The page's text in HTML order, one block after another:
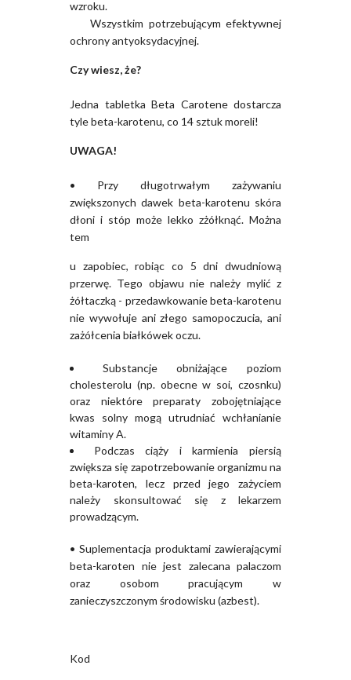
wzroku.
Wszystkim potrzebującym efektywnej
ochrony antyoksydacyjnej.
Czy wiesz, że?
Jedna tabletka Beta Carotene dostarcza
tyle beta-karotenu, co 14 sztuk moreli!
UWAGA!
• Przy długotrwałym zażywaniu
zwiększonych dawek beta-karotenu skóra
dłoni i stóp może lekko zżółknąć. Można
tem
u zapobiec, robiąc co 5 dni dwudniową
przerwę. Tego objawu nie należy mylić z
żółtaczką - przedawkowanie beta-karotenu
nie wywołuje ani złego samopoczucia, ani
zażółcenia białkówek oczu.
Substancje obniżające poziom
cholesterolu (np. obecne w soi, czosnku)
oraz niektóre preparaty zobojętniające
kwas solny mogą utrudniać wchłanianie
witaminy A.
Podczas ciąży i karmienia piersią
zwiększa się zapotrzebowanie organizmu na
beta-karoten, lecz przed jego zażyciem
należy skonsultować się z lekarzem
prowadzącym.
• Suplementacja produktami zawierającymi
beta-karoten nie jest zalecana palaczom
oraz osobom pracującym w
zanieczyszczonym środowisku (azbest).
Kod